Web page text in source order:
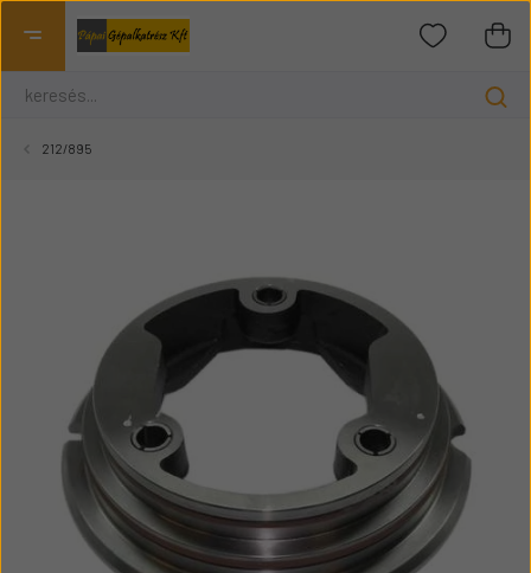
212/895